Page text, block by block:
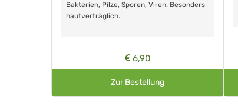
Bakterien, Pilze, Sporen, Viren. Besonders
hautverträglich.
6,90
Zur Bestellung